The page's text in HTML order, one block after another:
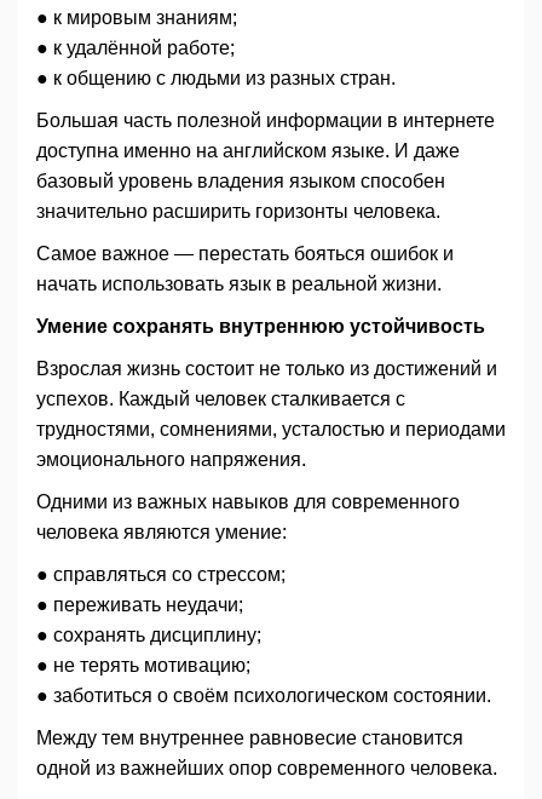
● к мировым знаниям;
● к удалённой работе;
● к общению с людьми из разных стран.
Большая часть полезной информации в интернете
доступна именно на английском языке. И даже
базовый уровень владения языком способен
значительно расширить горизонты человека.
Самое важное — перестать бояться ошибок и
начать использовать язык в реальной жизни.
Умение сохранять внутреннюю устойчивость
Взрослая жизнь состоит не только из достижений и
успехов. Каждый человек сталкивается с
трудностями, сомнениями, усталостью и периодами
эмоционального напряжения.
Одними из важных навыков для современного
человека являются умение:
● справляться со стрессом;
● переживать неудачи;
● сохранять дисциплину;
● не терять мотивацию;
● заботиться о своём психологическом состоянии.
Между тем внутреннее равновесие становится
одной из важнейших опор современного человека.